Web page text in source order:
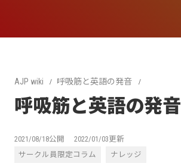
AJP wiki 呼吸筋と英語の発音
呼吸筋と英語の発音
2021/08/18公開
2022/01/03更新
サークル員限定コラム
ナレッジ